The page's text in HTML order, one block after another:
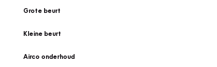
Grote beurt
Kleine beurt
Airco onderhoud